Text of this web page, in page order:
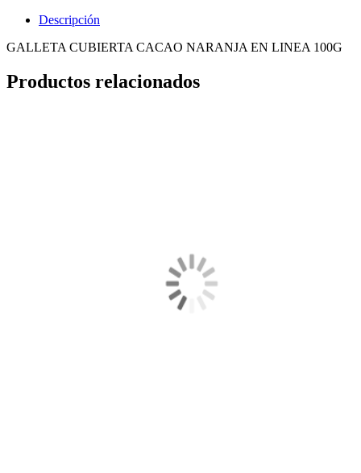
Descripción
GALLETA CUBIERTA CACAO NARANJA EN LINEA 100G
Productos relacionados